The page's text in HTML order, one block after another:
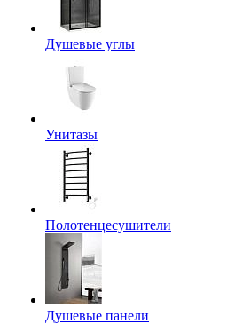
Душевые углы
Унитазы
Полотенцесушители
Душевые панели